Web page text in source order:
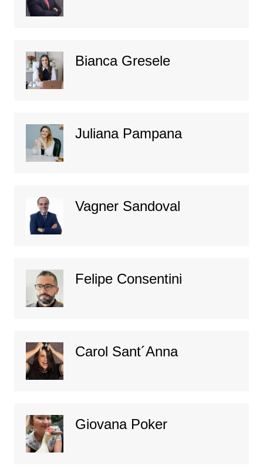
Bianca Gresele
Juliana Pampana
Vagner Sandoval
Felipe Consentini
Carol Sant´Anna
Giovana Poker